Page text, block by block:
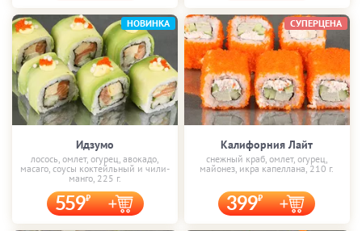
Идзумо
лосось, омлет, огурец, авокадо,
масаго, соусы коктейльный и чили-
манго, 225 г.
559
НОВИНКА
Калифорния Лайт
снежный краб, омлет, огурец,
майонез, икра капеллана, 210 г.
399
СУПЕРЦЕНА